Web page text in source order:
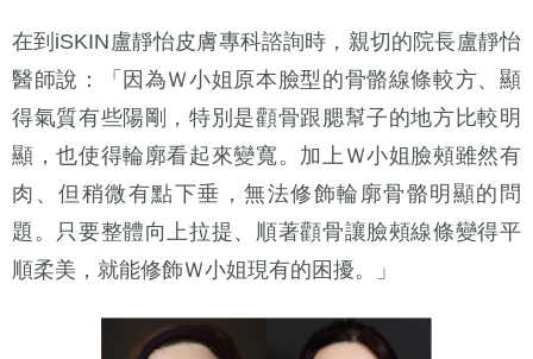
在到iSKIN盧靜怡皮膚專科諮詢時，親切的院長盧靜怡
醫師說：「因為Ｗ小姐原本臉型的骨骼線條較方、顯
得氣質有些陽剛，特別是顴骨跟腮幫子的地方比較明
顯，也使得輪廓看起來變寬。加上Ｗ小姐臉頰雖然有
肉、但稍微有點下垂，無法修飾輪廓骨骼明顯的問
題。只要整體向上拉提、順著顴骨讓臉頰線條變得平
順柔美，就能修飾Ｗ小姐現有的困擾。」